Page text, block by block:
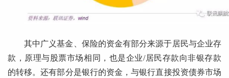
其中广义基金、保险的资金有部分来源于居民与企业存
款，原理与股票市场相同，也是企业/居民存款向非银存款
的转移。还有部分是银行的资金，与银行直接投资债券市场